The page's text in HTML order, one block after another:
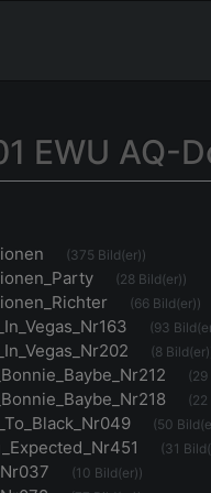
EWU AQ-
(375 Bild(er))
(28 Bild(er))
(66 Bild(er))
(93
(8
(29
(22
(50
(31
(10 Bild(er))